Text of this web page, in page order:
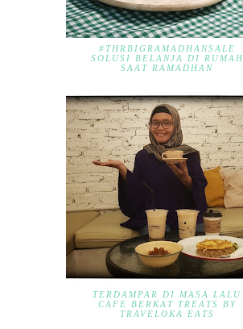
#THRBIGRAMADHANSALE
SOLUSI BELANJA DI RUMAH
SAAT RAMADHAN
TERDAMPAR DI MASA LALU
CAFE BERKAT TREATS BY
TRAVELOKA EATS